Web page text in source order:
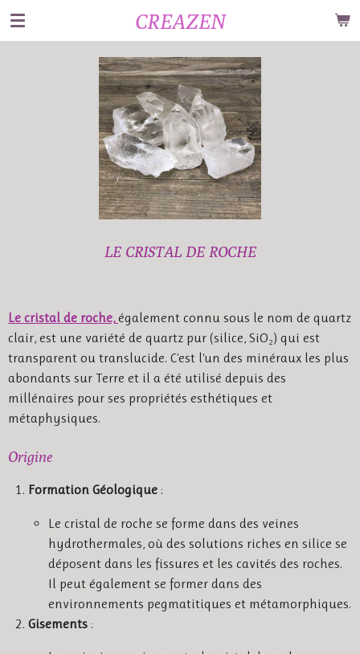
Passer
au
CREAZEN
LE CRISTAL DE ROCHE
Le cristal de roche, également connu sous le nom de quartz
clair, est une variété de quartz pur (silice, SiO₂) qui est
transparent ou translucide. C'est l'un des minéraux les plus
abondants sur Terre et il a été utilisé depuis des
millénaires pour ses propriétés esthétiques et
métaphysiques.
Origine
Formation Géologique :
Le cristal de roche se forme dans des veines
hydrothermales, où des solutions riches en silice se
déposent dans les fissures et les cavités des roches.
Il peut également se former dans des
environnements pegmatitiques et métamorphiques.
Gisements :